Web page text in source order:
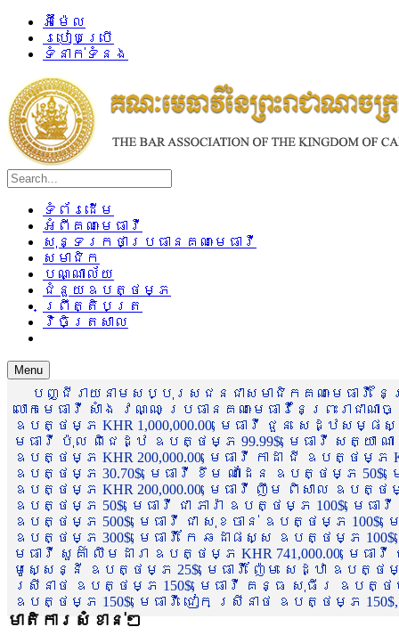
អ៊ីម៉ែល
របៀបប្រើ
ទំនាក់ទំនង
ទំព័រដើម
អំពីគណៈមេធាវី
សុន្ទរកថាប្រធានគណៈមេធាវី
សមាជិក
បណ្ណាល័យ
ជំនួយឧបត្ថម្ភ
ព្រឹត្តិបត្រ
វិចិត្រសាល
Menu
បញ្ជីរាយនាមសប្បុរសជនជាសមាជិកគណៈមេធាវី
លោកមេធាវី សាំង វណ្ណៈ ប្រធានគណៈមេធាវីនៃព្រះរា
ឧបត្ថម្ភ KHR 1,000,000.00, មេធាវី ជួន សេដ្ឋស
មេធាវី ប៉ុល ពិជេដ្ឋ ឧបត្ថម្ភ 99.99$, មេធាវី សត្យា ណ
ឧបត្ថម្ភ KHR 200,000.00, មេធាវី កាដា ជី ឧបត្ថម្ភ
ឧបត្ថម្ភ 30.70$, មេធាវី ខឹម ណាដែន ឧបត្ថម្ភ 50$,
ឧបត្ថម្ភ KHR 200,000.00, មេធាវី ញឹម ពិសាល ឧបត្ថ
ឧបត្ថម្ភ 50$, មេធាវី ជា ភារ៉ា ឧបត្ថម្ភ 100$, មេ
ឧបត្ថម្ភ 500$, មេធាវី ជា សុខចាន់ ឧបត្ថម្ភ
ឧបត្ថម្ភ 300$, មេធាវី កែ ឆដាផស្ស ឧបត្ថម្ភ
មេធាវី សួគ៌ា លឹមដារា ឧបត្ថម្ភ KHR 741,000.00, មេ
មូសេ្សន្នី ឧបត្ថម្ភ 25$, មេធាវី ញ៉ែម សេដ្ឋា ឧបត្ថ
ស្រីនាថ ឧបត្ថម្ភ 150$, មេធាវី គន្ធ សុធីរ ឧបត្ថម្ភ
ឧបត្ថម្ភ 150$, មេធាវី ជៀក ស្រីនាថ ឧបត្ថម្ភ 150$,
មាតិការសំខាន់ៗ